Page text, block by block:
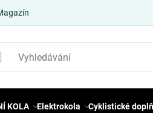
KOLA Elektrokola Cyklistické